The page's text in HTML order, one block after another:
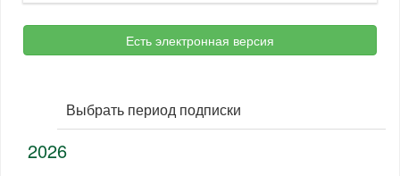
Есть электронная версия
Выбрать период подписки
2026